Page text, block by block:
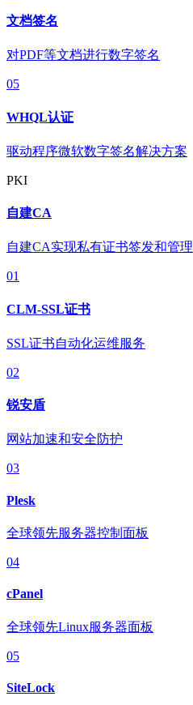
文档签名
对PDF等文档进行数字签名
05
WHQL认证
驱动程序微软数字签名解决方案
PKI
自建CA
自建CA实现私有证书签发和管理
01
CLM-SSL证书
SSL证书自动化运维服务
02
锐安盾
网站加速和安全防护
03
Plesk
全球领先服务器控制面板
04
cPanel
全球领先Linux服务器面板
05
SiteLock